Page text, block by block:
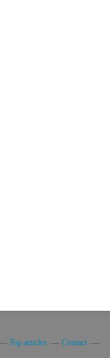
Top articles Contact